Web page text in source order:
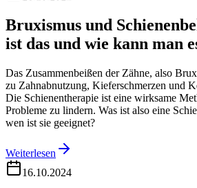
Bruxismus und
ist das und wie kann man
Das Zusammenbeißen der Zähne, also
zu Zahnabnutzung, Kieferschmerzen und
Die Schienentherapie ist eine wirksame
Probleme zu lindern. Was ist also eine
wen ist sie geeignet?
Weiterlesen
16.10.2024